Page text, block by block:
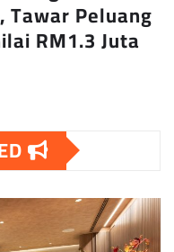
Tawar Peluang
RM1.3 Juta